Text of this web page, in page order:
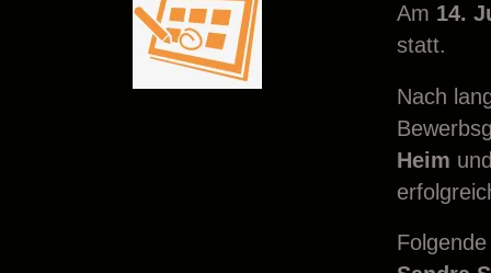
Am 14.
statt.
Nach
Heim